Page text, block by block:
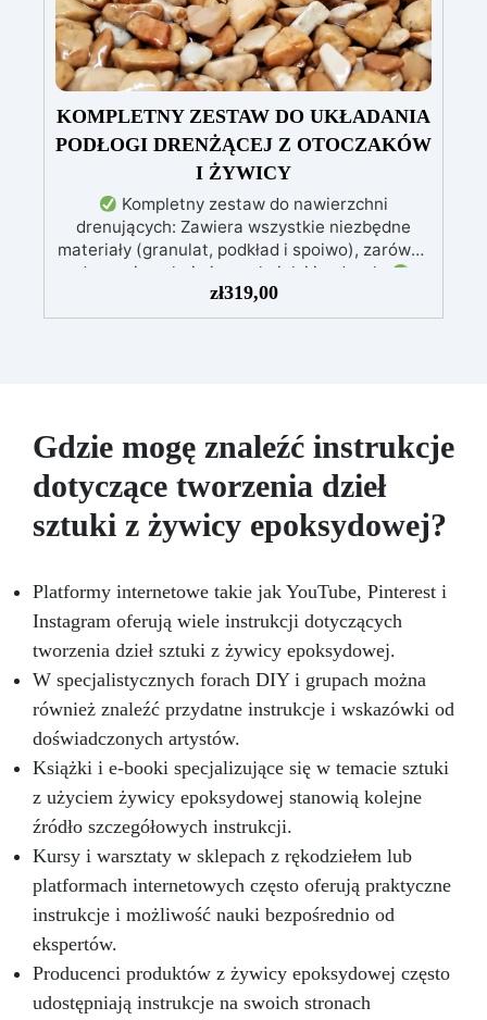
KOMPLETNY ZESTAW DO UKŁADANIA
PODŁOGI DRENŻĄCEJ Z OTOCZAKÓW
I ŻYWICY
Kompletny zestaw do nawierzchni
drenujących: Zawiera wszystkie niezbędne
materiały (granulat, podkład i spoiwo), zarówno
do powierzchni pieszych, jak i jezdnych.
Łatwy w aplikacji: Szczegółowe instrukcje
zapewniają doskonałe rezultaty, nawet bez
naprawczych, w zaledwie 24 godziny.
Wszechstronny i personalizowany: Nadaje się
do betonu, cementu, starych nawierzchni i
ziemi utwardzonej (po wcześniejszej
konsultacji).
Żywice odporne na upływ
czasu: Nowoczesne żywice gwarantują
przez wiele lat.
zł319,00
Gdzie mogę znaleźć instrukcje
dotyczące tworzenia dzieł
sztuki z żywicy epoksydowej?
Platformy internetowe takie jak YouTube, Pinterest i
Instagram oferują wiele instrukcji dotyczących
tworzenia dzieł sztuki z żywicy epoksydowej.
W specjalistycznych forach DIY i grupach można
również znaleźć przydatne instrukcje i wskazówki od
doświadczonych artystów.
Książki i e-booki specjalizujące się w temacie sztuki
z użyciem żywicy epoksydowej stanowią kolejne
źródło szczegółowych instrukcji.
Kursy i warsztaty w sklepach z rękodziełem lub
platformach internetowych często oferują praktyczne
instrukcje i możliwość nauki bezpośrednio od
ekspertów.
Producenci produktów z żywicy epoksydowej często
udostępniają instrukcje na swoich stronach